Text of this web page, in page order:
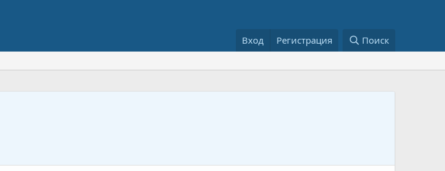
Вход Регистрация Поиск